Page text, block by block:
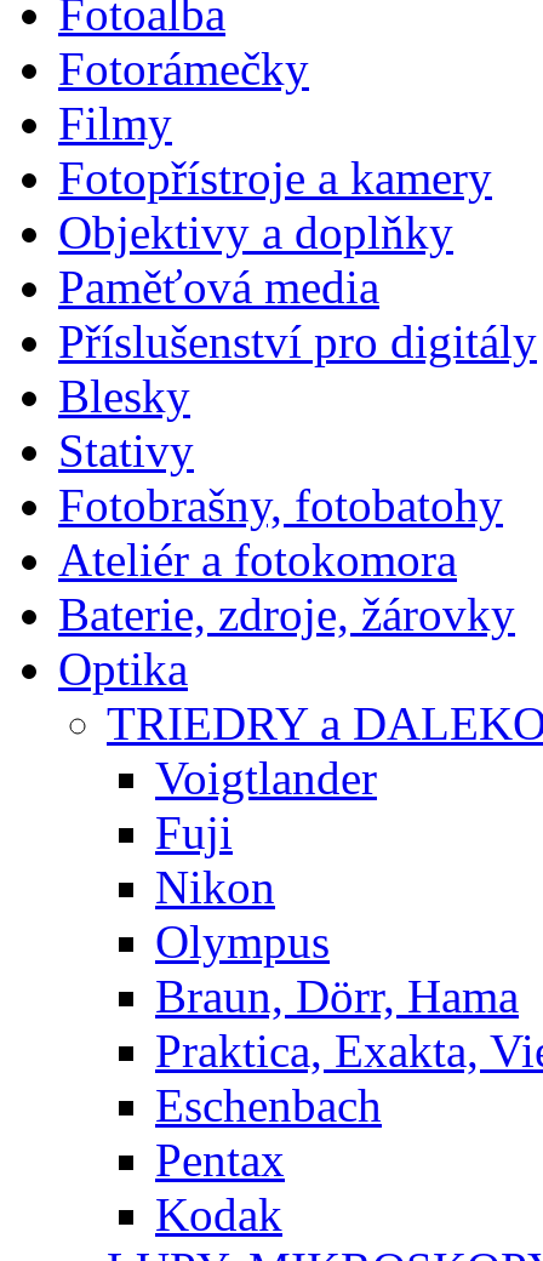
Fotoalba
Fotorámečky
Filmy
Fotopřístroje a kamery
Objektivy a doplňky
Paměťová media
Příslušenství pro digitály
Blesky
Stativy
Fotobrašny, fotobatohy
Ateliér a fotokomora
Baterie, zdroje, žárovky
Optika
TRIEDRY a
Voigtlander
Fuji
Nikon
Olympus
Braun, Dörr, Hama
Praktica, Exakta,
Eschenbach
Pentax
Kodak